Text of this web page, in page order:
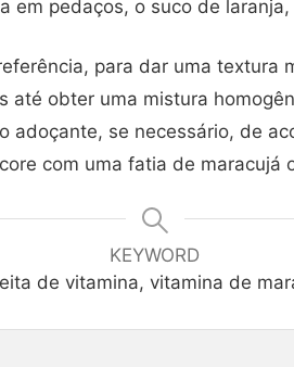
em pedaços, o suco de
para dar uma textura
até obter uma mistura
adoçante, se necessário, de
com uma fatia de maracujá
KEYWORD
de vitamina, vitamina de